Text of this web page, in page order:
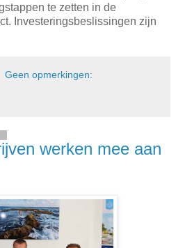
te zetten in de
Investeringsbeslissingen zijn
Geen opmerkingen:
werken mee aan